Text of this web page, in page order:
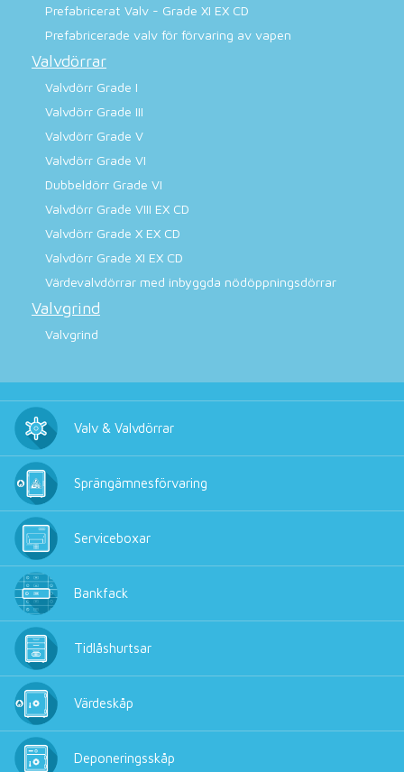
Prefabricerat Valv - Grade XI EX CD
Prefabricerade valv för förvaring av vapen
Valvdörrar
Valvdörr Grade I
Valvdörr Grade III
Valvdörr Grade V
Valvdörr Grade VI
Dubbeldörr Grade VI
Valvdörr Grade VIII EX CD
Valvdörr Grade X EX CD
Valvdörr Grade XI EX CD
Värdevalvdörrar med inbyggda nödöppningsdörrar
Valvgrind
Valvgrind
Valv & Valvdörrar
Sprängämnesförvaring
Serviceboxar
Bankfack
Tidlåshurtsar
Värdeskåp
Deponeringsskåp